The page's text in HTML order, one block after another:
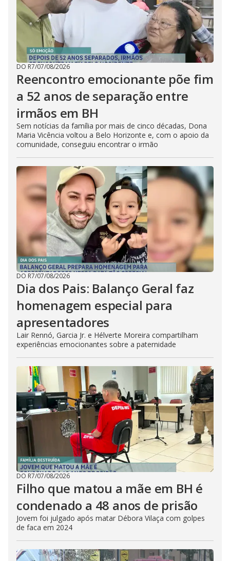
DO R7/07/08/2026
Reencontro emocionante põe fim
a 52 anos de separação entre
irmãos em BH
Sem notícias da família por mais de cinco décadas, Dona
Maria Vicência voltou a Belo Horizonte e, com o apoio da
comunidade, conseguiu encontrar o irmão
DO R7/07/08/2026
Dia dos Pais: Balanço Geral faz
homenagem especial para
apresentadores
Lair Rennó, Garcia Jr. e Hélverte Moreira compartilham
experiências emocionantes sobre a paternidade
DO R7/07/08/2026
Filho que matou a mãe em BH é
condenado a 48 anos de prisão
Jovem foi julgado após matar Débora Vilaça com golpes
de faca em 2024